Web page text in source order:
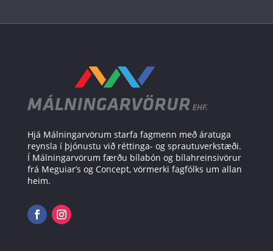
Hjá Málningarvörum starfa fagmenn með áratuga
reynsla í þjónustu við réttinga- og sprautuverkstæði.
Í Málningarvörum færðu bílabón og bílahreinsivörur
frá Meguiar’s og Concept, vörmerki fagfólks um allan
heim.